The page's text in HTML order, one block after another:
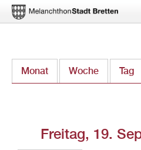
zum
Monat Woche Tag
Freitag, 19.